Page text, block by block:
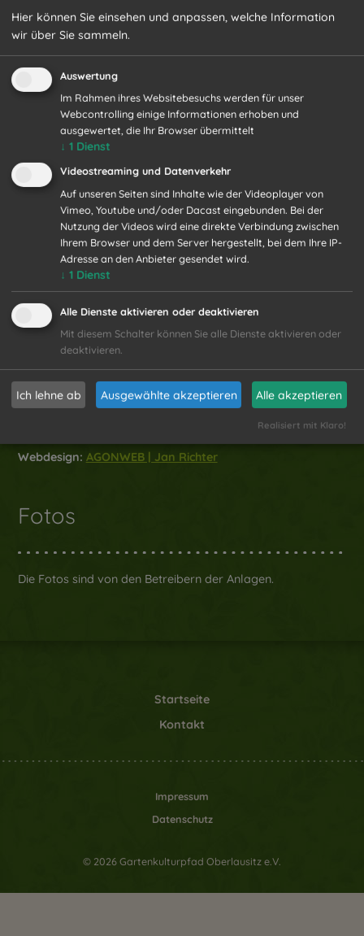
Inhalts oder Teilen daraus, sind vorbehalten. Ohne
keiner Form reproduziert oder unter Verwendung
elektronischer Systeme verarbeitet, vervielfältigt oder
verbreitet werden.
Haftungshinweis
Trotz sorgfältiger inhaltlicher Kontrolle übernehmen wir
keine Haftung für die Inhalte externer Links. Für den Inhalt
der verlinkten Seiten sind ausschließlich deren Betreiber
verantwortlich.
Quellenangaben
Auftragnehmer:BÄHR DESIGN Agentur für Marketing und
Webdesign: AGONWEB | Jan Richter
Fotos
Die Fotos sind von den Betreibern der Anlagen.
Startseite
Kontakt
Impressum
Datenschutz
© 2026 Gartenkulturpfad Oberlausitz e.V.
Hier können Sie einsehen und anpassen, welche Information
wir über Sie sammeln.
Auswertung
Im Rahmen ihres Websitebesuchs werden für unser
Webcontrolling einige Informationen erhoben und
ausgewertet, die Ihr Browser übermittelt
↓ 1 Dienst
Videostreaming und Datenverkehr
Auf unseren Seiten sind Inhalte wie der Videoplayer von
Vimeo, Youtube und/oder Dacast eingebunden. Bei der
Nutzung der Videos wird eine direkte Verbindung zwischen
Ihrem Browser und dem Server hergestellt, bei dem Ihre IP-
Adresse an den Anbieter gesendet wird.
↓ 1 Dienst
Alle Dienste aktivieren oder deaktivieren
Mit diesem Schalter können Sie alle Dienste aktivieren oder
deaktivieren.
Ich lehne ab Ausgewählte akzeptieren Alle akzeptieren
Realisiert mit Klaro!